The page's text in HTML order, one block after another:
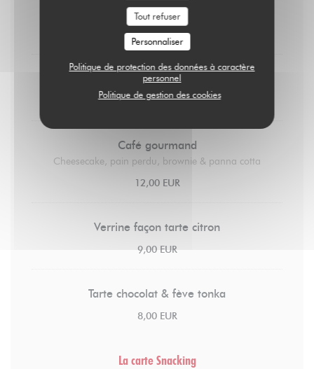
Tout refuser
Personnaliser
Politique de protection des données à caractère
personnel
Politique de gestion des cookies
Cheesecake
10,00 EUR
Coupe colonel à la Zubrowska
10,00 EUR
Café gourmand
Cheesecake, pain perdu, brownie & panna cotta
12,00 EUR
Verrine façon tarte citron
9,00 EUR
Tarte chocolat & fève tonka
8,00 EUR
La carte Snacking